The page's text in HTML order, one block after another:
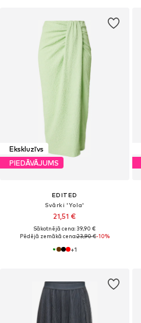
Ekskluzīvs
PIEDĀVĀJUMS
EDITED
Svārki 'Yola'
21,51 €
Sākotnējā cena: 39,90 €
Pēdējā zemākā cena:23,90 €-10%
+1